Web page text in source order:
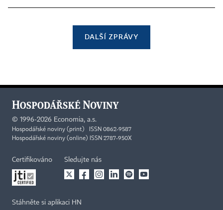
DALŠÍ ZPRÁVY
© 1996-2026 Economia, a.s.
Hospodářské noviny (print) ISSN 0862-9587
Hospodářské noviny (online) ISSN 2787-950X
Certifikováno Sledujte nás
Stáhněte si aplikaci HN